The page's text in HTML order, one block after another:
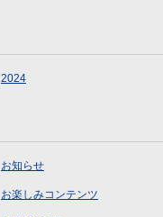
2024
お知らせ
お楽しみコンテンツ